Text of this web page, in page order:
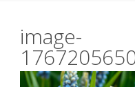
image-